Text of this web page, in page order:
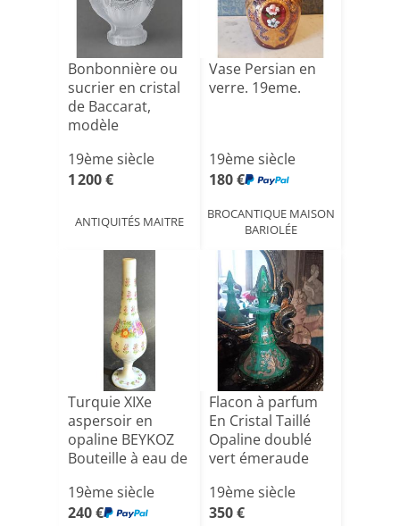
Bonbonnière ou
sucrier en cristal
de Baccarat,
modèle
19ème siècle
1 200 €
ANTIQUITÉS MAITRE
Vase Persian en
verre. 19eme.
19ème siècle
180 €
BROCANTIQUE MAISON
BARIOLÉE
Turquie XIXe
aspersoir en
opaline BEYKOZ
Bouteille à eau de
19ème siècle
240 €
Flacon à parfum
En Cristal Taillé
Opaline doublé
vert émeraude
19ème siècle
350 €